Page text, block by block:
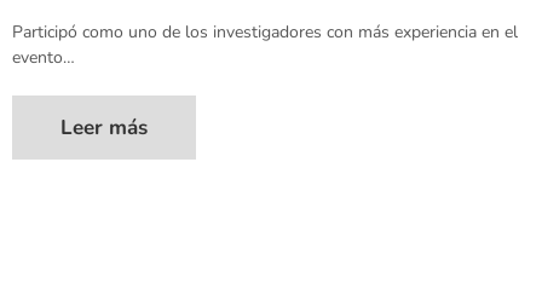
Participó como uno de los investigadores con más experiencia en el
evento…
Leer más